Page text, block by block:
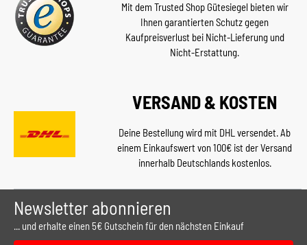
Mit dem Trusted Shop Gütesiegel bieten wir
Ihnen garantierten Schutz gegen
Kaufpreisverlust bei Nicht-Lieferung und
Nicht-Erstattung.
VERSAND & KOSTEN
Deine Bestellung wird mit DHL versendet. Ab
einem Einkaufswert von 100€ ist der Versand
innerhalb Deutschlands kostenlos.
Newsletter abonnieren
... und erhalte einen 5€ Gutschein für den nächsten Einkauf